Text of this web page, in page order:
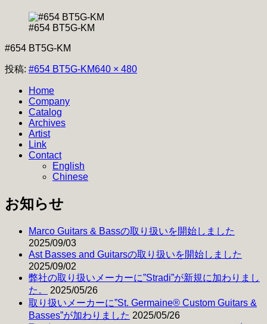
#654 BT5G-KM
#654 BT5G-KM
投稿: #654 BT5G-KMフ
640 × 480
Home
Company
Catalog
Archives
Artist
Link
Contact
English
Chinese
お知らせ
Marco Guitars & Bassの取り扱いを開始しました
2025/09/03
Ast Basses and Guitarsの取り扱いを開始しました
2025/09/02
弊社の取り扱いメーカーに”Stradi”が新規に加わりまし
た。
2025/05/26
取り扱いメーカーに”St. Germaine® Custom Guitars &
Basses”が加わりました 2025/05/26